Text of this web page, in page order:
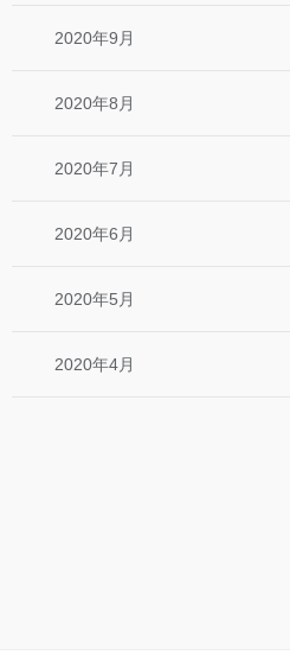
2020年9月
2020年8月
2020年7月
2020年6月
2020年5月
2020年4月